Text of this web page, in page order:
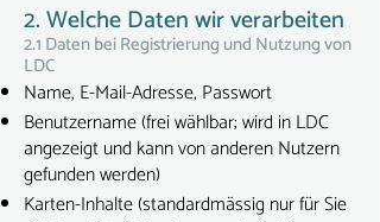
2. Welche Daten wir verarbeiten
2.1 Daten bei Registrierung und Nutzung von
LDC
Name, E-Mail-Adresse, Passwort
Benutzername (frei wählbar; wird in LDC
angezeigt und kann von anderen Nutzern
gefunden werden)
Karten-Inhalte (standardmässig nur für Sie